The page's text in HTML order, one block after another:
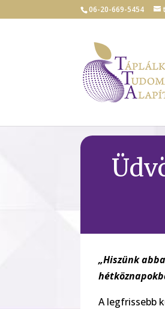
06-20-669-5454
„Hiszünk
A legfrissebb